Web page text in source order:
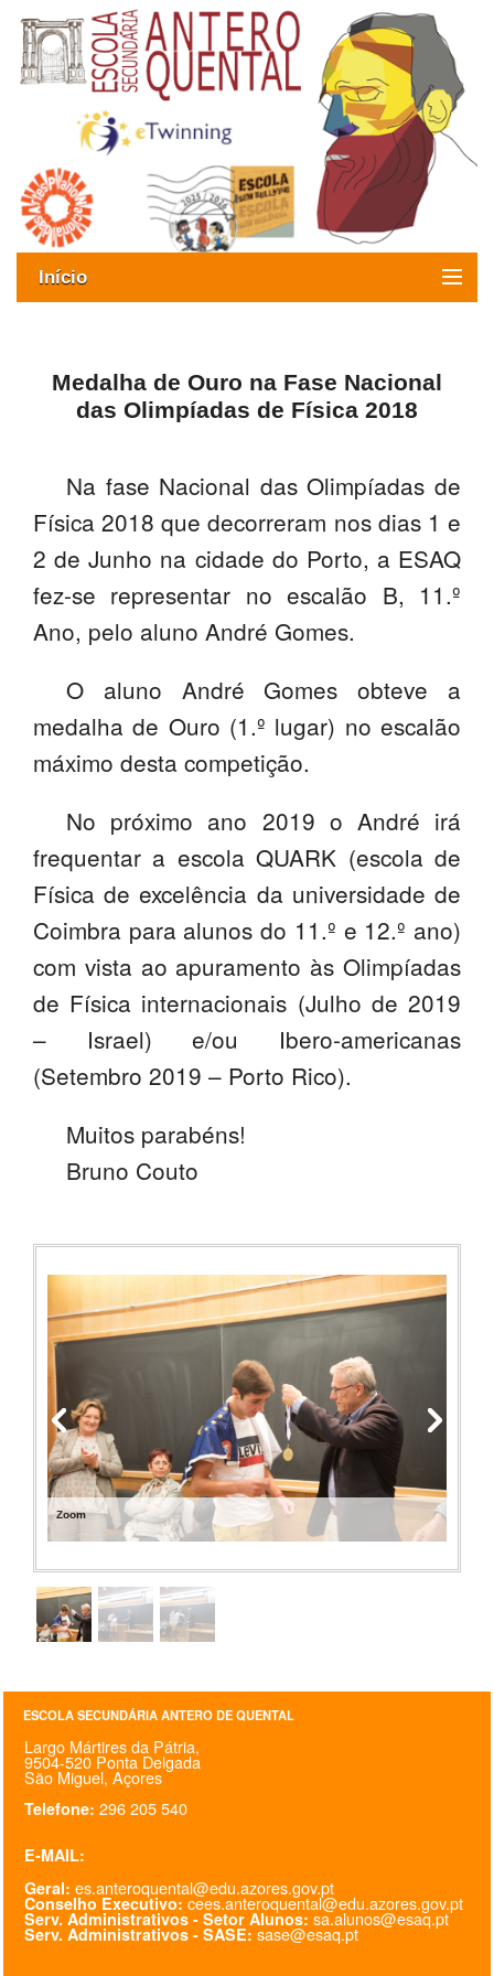
Início
Oferta formativa
SASE
Clubes Escolares
@esaq.erasmus
@oficina.do.largo
@clube_robotica.esaq
ALUNOS
PROFESSORES
Medalha de Ouro na Fase Nacional
das Olimpíadas de Física 2018
Na fase Nacional das Olimpíadas de
Física 2018 que decorreram nos dias 1 e
2 de Junho na cidade do Porto, a ESAQ
fez-se representar no escalão B, 11.º
Ano, pelo aluno André Gomes.
O aluno André Gomes obteve a
medalha de Ouro (1.º lugar) no escalão
máximo desta competição.
No próximo ano 2019 o André irá
frequentar a escola QUARK (escola de
Física de excelência da universidade de
Coimbra para alunos do 11.º e 12.º ano)
com vista ao apuramento às Olimpíadas
de Física internacionais (Julho de 2019
– Israel) e/ou Ibero-americanas
(Setembro 2019 – Porto Rico).
Muitos parabéns!
Bruno Couto
Zoom
ESCOLA SECUNDÁRIA ANTERO DE QUENTAL
Largo Mártires da Pátria,
9504-520 Ponta Delgada
São Miguel, Açores
Telefone: 296 205 540
E-MAIL:
Geral: es.anteroquental@edu.azores.gov.pt
Conselho Executivo:cees.anteroquental@edu.azores.gov.pt
Serv. Administrativos - Setor Alunos:sa.alunos@esaq.pt
Serv. Administrativos - SASE: sase@esaq.pt